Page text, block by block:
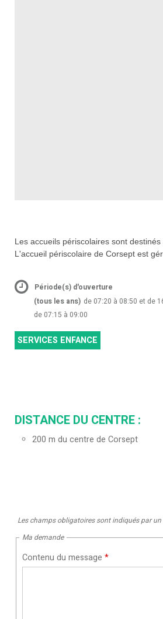
Les accueils périscolaires sont
L'accueil périscolaire de Corsept est
Période(s) d'ouverture
(tous les ans) de 07:20 à 08:50 et de
de 07:15 à 09:00
SERVICES ENFANCE
DISTANCE DU CENTRE :
200 m du centre de Corsept
Les champs obligatoires sont indiqués par
Ma demande
Contenu du message *